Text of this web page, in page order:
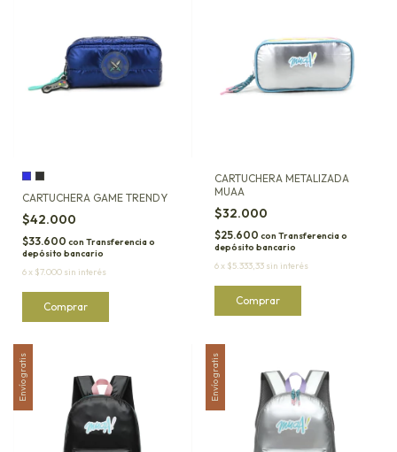
CARTUCHERA GAME TRENDY
$42.000
$33.600 con Transferencia o
depósito bancario
6x $7.000 sin interés
Comprar
CARTUCHERA METALIZADA
MUAA
$32.000
$25.600 con Transferencia o
depósito bancario
6x $5.333,33 sin interés
Envío gratis Envío gratis